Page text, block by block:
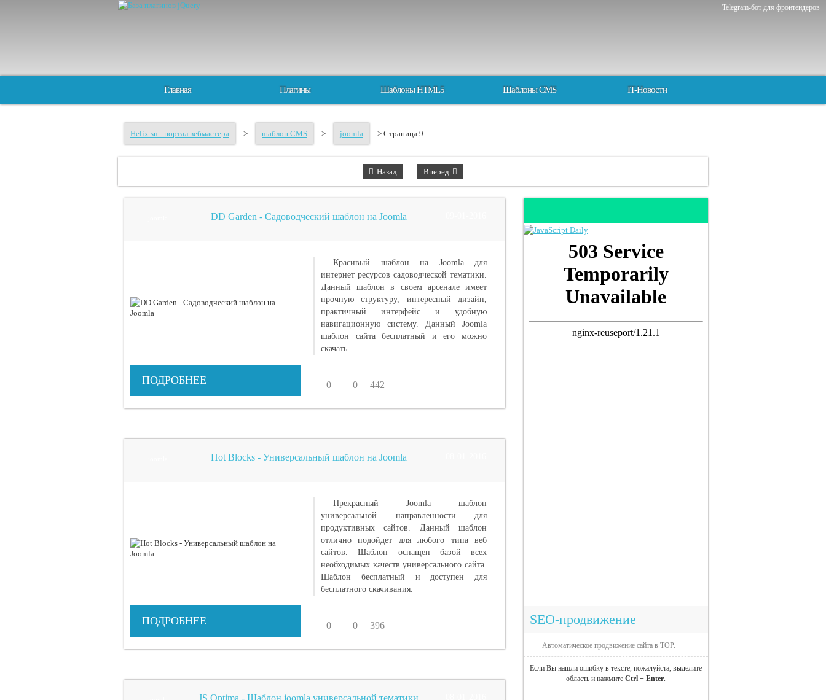
Telegram-бот для фронтендеров
Главная Плагины Шаблоны HTML5 Шаблоны CMS IT-Новости
Helix.su - портал вебмастера > шаблон CMS > joomla > Страница 9
Назад Вперед
DD Garden - Садоводческий шаблон на Joomla
Красивый шаблон на Joomla для
интернет ресурсов садоводческой тематики.
Данный шаблон в своем арсенале имеет
прочную структуру, интересный дизайн,
практичный интерфейс и удобную
навигационную систему. Данный Joomla
шаблон сайта бесплатный и его можно
скачать.
ПОДРОБНЕЕ 0 0 442
Hot Blocks - Универсальный шаблон на Joomla
Прекрасный Joomla шаблон
универсальной направленности для
продуктивных сайтов. Данный шаблон
отлично подойдет для любого типа веб
сайтов. Шаблон оснащен базой всех
необходимых качеств универсального сайта.
Шаблон бесплатный и доступен для
бесплатного скачивания.
ПОДРОБНЕЕ 0 0 396
JS Optima - Шаблон joomla универсальной тематики
SEO-продвижение
Автоматическое продвижение сайта в TOP.
Если Вы нашли ошибку в тексте, пожалуйста, выделите
область и нажмите Ctrl + Enter.